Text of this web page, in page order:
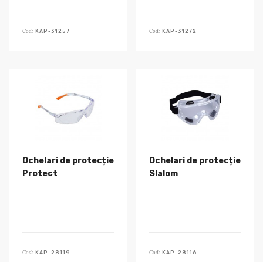
Cod: KAP-31257 Cod: KAP-31272
Ochelari de protecție
Protect
Cod: KAP-28119
Ochelari de protecție
Slalom
Cod: KAP-28116